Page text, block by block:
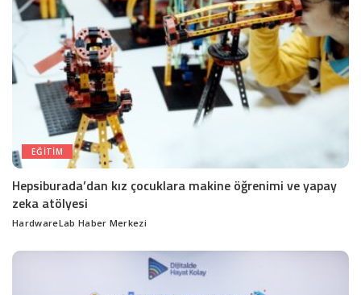
EĞITIM
Hepsiburada’dan kız çocuklara makine öğrenimi ve yapay
zeka atölyesi
Posted
HardwareLab Haber Merkezi